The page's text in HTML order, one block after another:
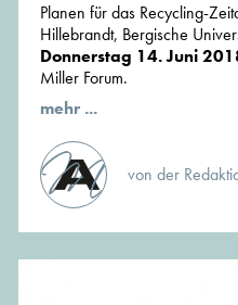
Planen für das Recycling-
Hillebrandt, Bergische
Donnerstag 14. Juni
Miller Forum.
mehr ...
von der